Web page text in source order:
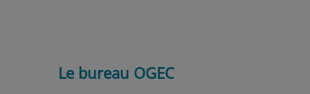
Le bureau OGEC